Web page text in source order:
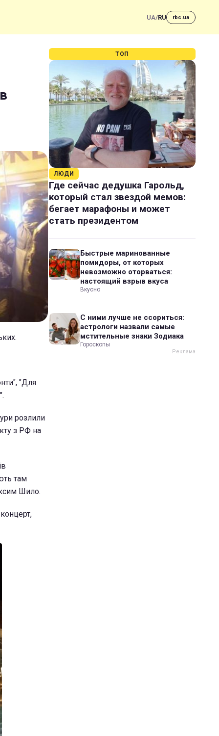
UA/RU rbc.ua
"Для
розлили
з РФ на
там
Шило.
ТОП
ЛЮДИ
Где сейчас дедушка Гарольд,
который стал звездой мемов:
бегает марафоны и может
стать президентом
Быстрые маринованные
помидоры, от которых
невозможно оторваться:
настоящий взрыв вкуса
Вкусно
С ними лучше не ссориться:
астрологи назвали самые
мстительные знаки Зодиака
Гороскопы